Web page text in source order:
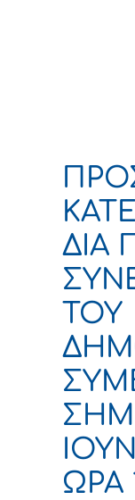
ΔΙΑ
ΤΟΥ
ΩΡΑ